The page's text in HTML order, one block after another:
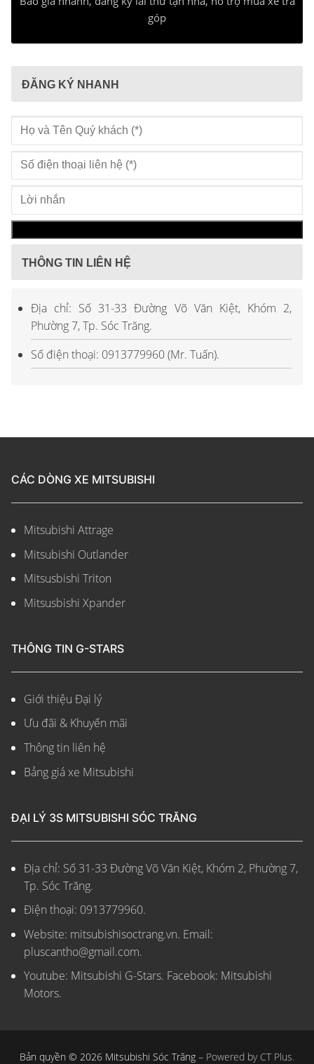
góp
ĐĂNG KÝ NHANH
THÔNG TIN LIÊN HỆ
Địa chỉ: Số 31-33 Đường Võ Văn Kiệt, Khóm 2,
Phường 7, Tp. Sóc Trăng.
Số điện thoại: 0913779960 (Mr. Tuấn).
CÁC DÒNG XE MITSUBISHI
Mitsubishi Attrage
Mitsubishi Outlander
Mitsusbishi Triton
Mitsusbishi Xpander
THÔNG TIN G-STARS
Giới thiệu Đại lý
Ưu đãi & Khuyến mãi
Thông tin liên hệ
Bảng giá xe Mitsubishi
ĐẠI LÝ 3S MITSUBISHI SÓC TRĂNG
Địa chỉ: Số 31-33 Đường Võ Văn Kiệt, Khóm 2, Phường 7,
Tp. Sóc Trăng.
Điện thoại: 0913779960.
Website: mitsubishisoctrang.vn. Email:
pluscantho@gmail.com.
Youtube: Mitsubishi G-Stars. Facebook: Mitsubishi
Motors.
Bản quyền © 2026 Mitsubishi Sóc Trăng – Powered by CT Plus.